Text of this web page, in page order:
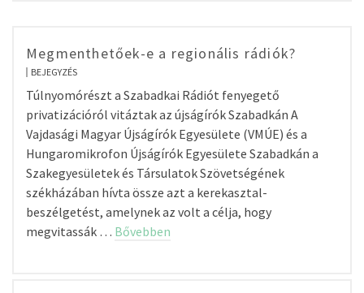
Megmenthetőek-e a regionális rádiók?
BEJEGYZÉS
Túlnyomórészt a Szabadkai Rádiót fenyegető
privatizációról vitáztak az újságírók Szabadkán A
Vajdasági Magyar Újságírók Egyesülete (VMÚE) és a
Hungaromikrofon Újságírók Egyesülete Szabadkán a
Szakegyesületek és Társulatok Szövetségének
székházában hívta össze azt a kerekasztal-
beszélgetést, amelynek az volt a célja, hogy
megvitassák … Bővebben